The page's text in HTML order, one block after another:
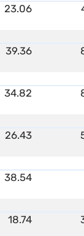
23.06
39.36
34.82
26.43
38.54
18.74